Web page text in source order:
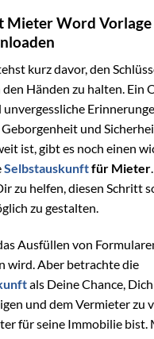
Mieter Word
kurz davor, den
Händen zu halten. Ein
unvergessliche
und
ist, gibt es noch einen
Selbstauskunftfür Mieter
zu helfen, diesen Schritt
zu gestalten.
Ausfüllen von
wird. Aber betrachte die
als Deine Chance,
und dem Vermieter zu
für seine Immobilie bist.